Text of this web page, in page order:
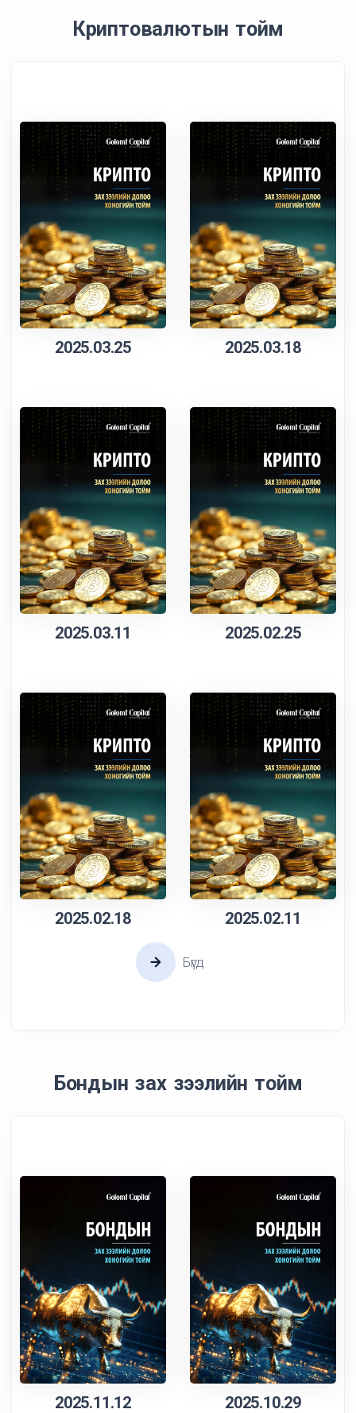
Криптовалютын тойм
2025.03.25 2025.03.18
2025.03.11 2025.02.25
2025.02.18 2025.02.11
Бүгд
Бондын зах зээлийн тойм
2025.11.12 2025.10.29